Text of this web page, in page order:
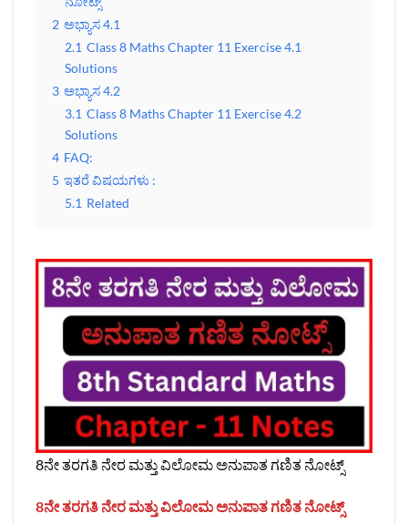
2 ಅಭ್ಯಾಸ 4.1
2.1 Class 8 Maths Chapter 11 Exercise 4.1
Solutions
3 ಅಭ್ಯಾಸ 4.2
3.1 Class 8 Maths Chapter 11 Exercise 4.2
Solutions
4 FAQ:
5 ಇತರೆ ವಿಷಯಗಳು :
5.1 Related
8ನೇ ತರಗತಿ ನೇರ ಮತ್ತು ವಿಲೋಮ ಅನುಪಾತ ಗಣಿತ ನೋಟ್ಸ್
8ನೇ ತರಗತಿ ನೇರ ಮತ್ತು ವಿಲೋಮ ಅನುಪಾತ ಗಣಿತ ನೋಟ್ಸ್‌